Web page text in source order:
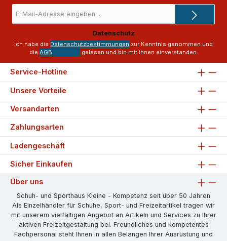
Mail-
Adresse
*
Datenschutz
Ich habe die Datenschutzbestimmungen zur Kenntnis genommen und
die AGB gelesen und bin mit ihnen einverstanden.
Service-Hotline
Unsere Vorteile
Versandarten
Zahlungsarten
Ladengeschäft
Sicher Einkaufen
Über uns
Schuh- und Sporthaus Kleine - Kompetenz seit über 50 Jahren
Als Einzelhändler für Schuhe, Sport- und Freizeitartikel tragen wir
mit unserem vielfältigen Angebot an Artikeln und Services zu Ihrer
aktiven Freizeitgestaltung bei. Freundliches und kompetentes
Fachpersonal steht Ihnen in allen Belangen Ihrer Ausrüstung und